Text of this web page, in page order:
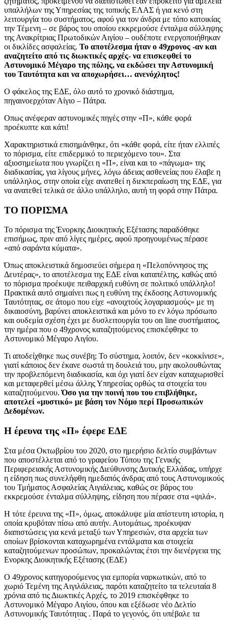
υπαλλήλων της Υπηρεσίας της τοπικής ΕΛΑΣ ή για κενό στη
λειτουργία του συστήματος, αφού για τον άνδρα με τόπο κατοικίας
την Τέμενη – σε βάρος του οποίου εκκρεμούσε ένταλμα σύλληψης
της Ανακρίτριας Πρωτοδικών Αιγίου – ουδέποτε ενεργοποιήθηκαν
οι δικλίδες ασφαλείας. Το αποτέλεσμα ήταν ο 49χρονος -αν και
αναζητείτο από τις διωκτικές αρχές- να επισκεφθεί το
Αστυνομικό Μέγαρο της πόλης, να εκδώσει την Αστυνομική
του Ταυτότητα και να αποχωρήσει… ανενόχλητος!
Ο φάκελος της ΕΔΕ, όλο αυτό το χρονικό διάστημα,
πηγαινοερχόταν Αίγιο – Πάτρα.
Οπως ανέφεραν αστυνομικές πηγές στην «Π», κάθε φορά
προέκυπτε και κάτι!
Χαρακτηριστικά επισημάνθηκε, ότι «κάθε φορά, είτε ήταν ελλιπές
το πόρισμα, είτε επιδερμικό το περιεχόμενο του». Στα
αξιοσημείωτα που γνωρίζει η «Π», είναι και το «πάγωμα» της
διαδικασίας, για λίγους μήνες, λόγω άδειας ασθενείας που έλαβε η
υπάλληλος, στην οποία είχε ανατεθεί η διεκπεραίωση της ΕΔΕ, για
να ανατεθεί τελικά σε άλλο υπάλληλο, αυτή τη φορά στην Πάτρα.
ΤΟ ΠΟΡΙΣΜΑ
Το πόρισμα της Ένορκης Διοικητικής Εξέτασης παραδόθηκε
επισήμως, πριν από λίγες ημέρες, αφού προηγουμένως πέρασε
«από σαράντα κύματα».
Όπως αποκλειστικά δημοσιεύει σήμερα η «Πελοπόννησος της
Δευτέρας», το αποτέλεσμα της ΕΔΕ είναι καταπέλτης, καθώς από
το πόρισμα προέκυψε πειθαρχική ευθύνη σε πολιτικό υπάλληλο!
Πρακτικά αυτό σημαίνει πως η ευθύνη της έκδοσης Αστυνομικής
Ταυτότητας, σε άτομο που είχε «ανοιχτούς λογαριασμούς» με τη
δικαιοσύνη, βαρύνει αποκλειστικά και μόνο το εν λόγω πρόσωπο
και ουδεμία σχέση έχει με δυσλειτουργία του on line συστήματος,
την ημέρα που ο 49χρονος καταζητούμενος επισκέφθηκε το
Αστυνομικό Μέγαρο Αιγίου.
Τι αποδείχθηκε πως συνέβη; Το σύστημα, λοιπόν, δεν «κοκκίνισε»,
γιατί κάποιος δεν έκανε σωστά τη δουλειά του, μην ακολουθώντας
την προβλεπόμενη διαδικασία, και όχι γιατί δεν είχαν καταχωρισθεί
και μεταφερθεί μέσω άλλης Υπηρεσίας ορθώς τα στοιχεία του
καταζητούμενου. Όσο για την ποινή που του επιβλήθηκε,
αποτελεί «μυστικό» με βάση τον Νόμο περί Προσωπικών
Δεδομένων.
Η έρευνα της «Π» έφερε ΕΔΕ
Στα μέσα Οκτωβρίου του 2020, στο ημερήσιο δελτίο συμβάντων
που αποστέλλεται από το γραφείου Τύπου της Γενικής
Περιφερειακής Αστυνομικής Διεύθυνσης Δυτικής Ελλάδας, υπήρχε
η είδηση πως συνελήφθη ημεδαπός άνδρας από τους Αστυνομικούς
του Τμήματος Ασφαλείας Αιγιάλειας, καθώς σε βάρος του
εκκρεμούσε ένταλμα σύλληψης, είδηση που πέρασε στα «ψιλά».
Η τότε έρευνα της «Π», όμως, αποκάλυψε μία απίστευτη ιστορία, η
οποία κρυβόταν πίσω από αυτήν. Αυτομάτως, προέκυψαν
διαπιστώσεις για κενά μεταξύ των Υπηρεσιών, στα αρχεία των
οποίων βρίσκονται καταχωρημένα εντάλματα και στοιχεία
καταζητούμενων προσώπων, προκαλώντας έτσι την διενέργεια της
Ενορκης Διοικητικής Εξέτασης (ΕΔΕ)
Ο 49χρονος κατηγορούμενος για εμπορία ναρκωτικών, από το
χωριό Τεμένη της Αιγιλάλειας, παρότι καταζητείτο τα τελευταία 8
χρόνια από τις Διωκτικές Αρχές, το 2019 επισκέφθηκε το
Αστυνομικό Μέγαρο Αιγίου, όπου και εξέδωσε νέο Δελτίο
Αστυνομικής Ταυτότητας . Παρά το γεγονός, ότι υπέβαλε τα